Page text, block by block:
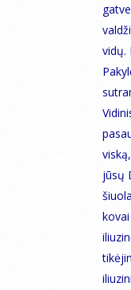
vidų.
jūsų